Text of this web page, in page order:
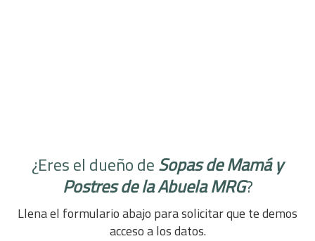
¿Eres el dueño deSopas de Mamá y
Postres de la Abuela MRG?
Llena el formulario abajo para solicitar que te demos
acceso a los datos.